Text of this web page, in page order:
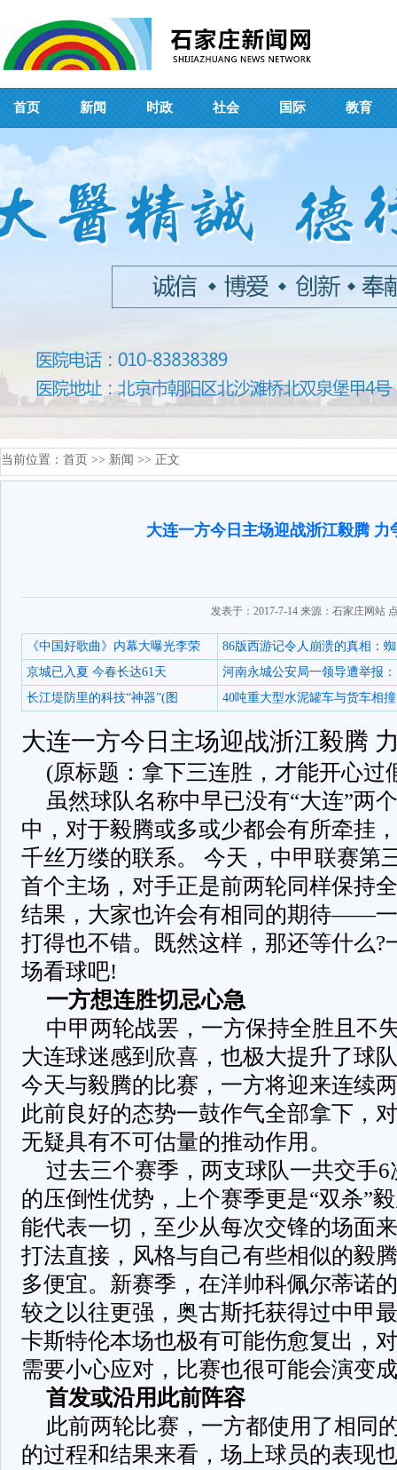
首页 新闻 时政 社会 国际 教育
当前位置： 首页 >> 新闻 >> 正文
大连一方今日主场迎战浙江毅腾 力
发表于：2017-7-14 来源：石家庄网站
《中国好歌曲》内幕大曝光李荣
86版西游记令人崩溃的真相：蜘
京城已入夏 今春长达61天
河南永城公安局一领导遭举报：
长江堤防里的科技“神器”(图
40吨重大型水泥罐车与货车相撞
大连一方今日主场迎战浙江毅腾
(原标题：拿下三连胜，才能开心过
虽然球队名称中早已没有“大连”两
中，对于毅腾或多或少都会有所牵挂
千丝万缕的联系。 今天，中甲联赛第
首个主场，对手正是前两轮同样保持
结果，大家也许会有相同的期待——
打得也不错。既然这样，那还等什么?
场看球吧!
一方想连胜切忌心急
中甲两轮战罢，一方保持全胜且不
大连球迷感到欣喜，也极大提升了球
今天与毅腾的比赛，一方将迎来连续
此前良好的态势一鼓作气全部拿下，
无疑具有不可估量的推动作用。
过去三个赛季，两支球队一共交手
的压倒性优势，上个赛季更是“双杀”
能代表一切，至少从每次交锋的场面
打法直接，风格与自己有些相似的毅
多便宜。新赛季，在洋帅科佩尔蒂诺
较之以往更强，奥古斯托获得过中甲
卡斯特伦本场也极有可能伤愈复出，
需要小心应对，比赛也很可能会演变
首发或沿用此前阵容
此前两轮比赛，一方都使用了相同
的过程和结果来看，场上球员的表现